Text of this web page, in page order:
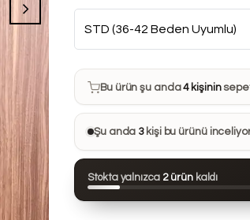
Bu ürün son 7 günde13 kez
Bu ürün şu anda4 kişinin
Bu ürünü 28 kişi favorilerine
Bu ürün son 24 saatte90 kez
Şu anda 3kişi bu ürünü
Stokta yalnızca 2 ürün kaldı